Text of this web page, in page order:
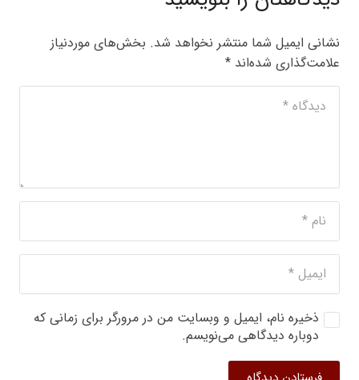
نشانی ایمیل شما منتشر نخواهد شد. بخش‌های موردنیاز
علامت‌گذاری شده‌اند *
ذخیره نام، ایمیل و وبسایت من در مرورگر برای زمانی که
دوباره دیدگاهی می‌نویسم.